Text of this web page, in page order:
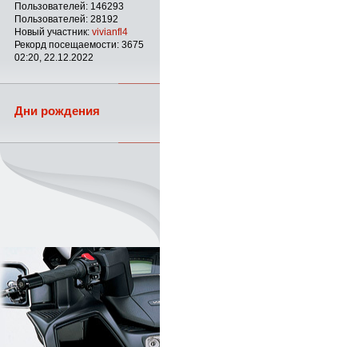
Пользователей: 146293
Пользователей: 28192
Новый участник: vivianfl4
Рекорд посещаемости: 3675
02:20, 22.12.2022
Дни рождения